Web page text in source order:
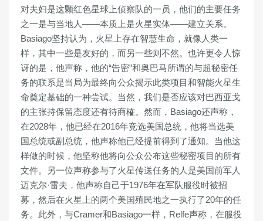
对夫妇是这颗红色星球上侦察队的一员，他们的主要任务
之一是与当地人——本质上是火星实体——建立关系。
Basiago坚持认为，火星上存在智慧生命，就像人类一
样，其中一些是友好的，而另一些则不然。也许更令人惊
讶的是，他声称，他的“告密”和奥巴马所谓的与超秘密任
务的联系是当局为最终向公众揭示此类项目和智能火星生
命奠定基础的一种尝试。当然，我们是否应该对巴西亚戈
的主张持保留态度还有待商榷。然而，Basiago还声称，
在2028年，他已经在2016年竞选美国总统，他将当选美
国总统或副总统，他声称他已经提前得到了通知。当他这
样做的时候，他坚称他将向公众公布这些秘密项目的所有
文件。另一位声称参与了火星传送任务的人是美国前军人
迈克尔·雷夫，他声称自己于1976年在军队服役时被招
募，然后在火星上的两个美国殖民地之一执行了20年的任
务。此外，与Cramer和Basiago一样，Relfe声称，在服役